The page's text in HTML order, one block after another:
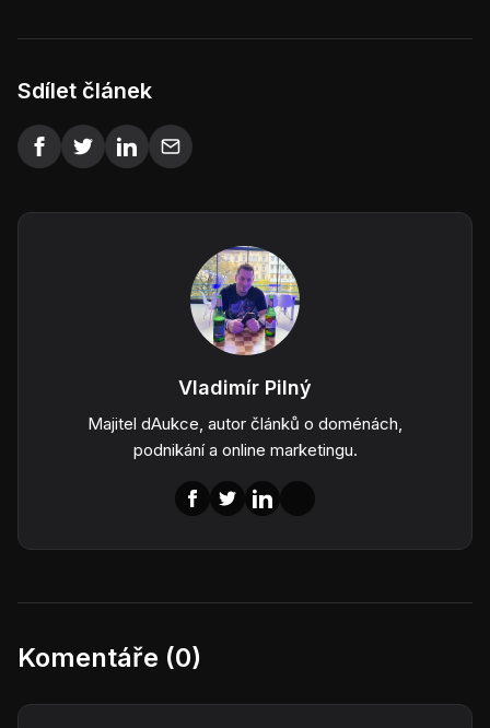
Sdílet článek
Vladimír Pilný
Majitel dAukce, autor článků o doménách,
podnikání a online marketingu.
Komentáře (0)